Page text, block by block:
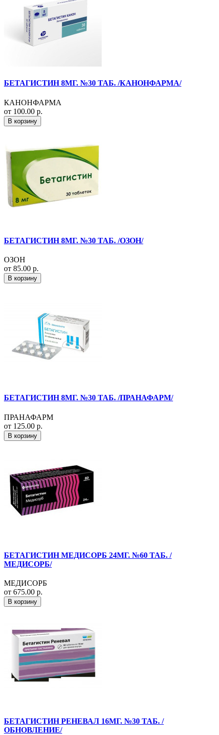
БЕТАГИСТИН 8МГ. №30 ТАБ. /КАНОНФАРМА/
КАНОНФАРМА
от 100.00 р.
В корзину
БЕТАГИСТИН 8МГ. №30 ТАБ. /ОЗОН/
ОЗОН
от 85.00 р.
В корзину
БЕТАГИСТИН 8МГ. №30 ТАБ. /ПРАНАФАРМ/
ПРАНАФАРМ
от 125.00 р.
В корзину
БЕТАГИСТИН МЕДИСОРБ 24МГ. №60 ТАБ. /
МЕДИСОРБ/
МЕДИСОРБ
от 675.00 р.
В корзину
БЕТАГИСТИН РЕНЕВАЛ 16МГ. №30 ТАБ. /
ОБНОВЛЕНИЕ/